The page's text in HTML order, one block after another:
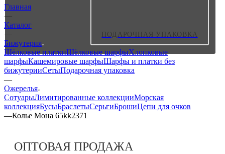
ПОДАРОЧНАЯ УПАКОВКА
Главная
—
Каталог
—
Бижутерия
Шёлковые платкиШёлковые шарфыХлопковые
шарфыКашемировые шарфыШарфы и платки без
бижутерииСетыПодарочная упаковка
—
Ожерелья
СотуарыЛимитированные коллекцииМорская
коллекцияБусыБраслетыСерьгиБрошиЦепи для очков
—Колье Мона 65kk2371
ОПТОВАЯ ПРОДАЖА